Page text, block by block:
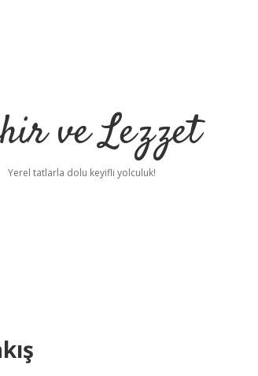
ve Lezzet
Yerel tatlarla dolu keyifli yolculuk!